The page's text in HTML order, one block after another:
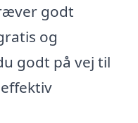
godt
og
godt på vej til